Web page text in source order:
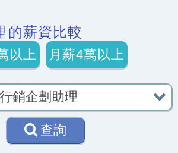
的薪資比較
以上 月薪4萬以上
查詢